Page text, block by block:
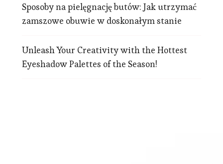
Sposoby na pielęgnację butów: Jak utrzymać
zamszowe obuwie w doskonałym stanie
Unleash Your Creativity with the Hottest
Eyeshadow Palettes of the Season!